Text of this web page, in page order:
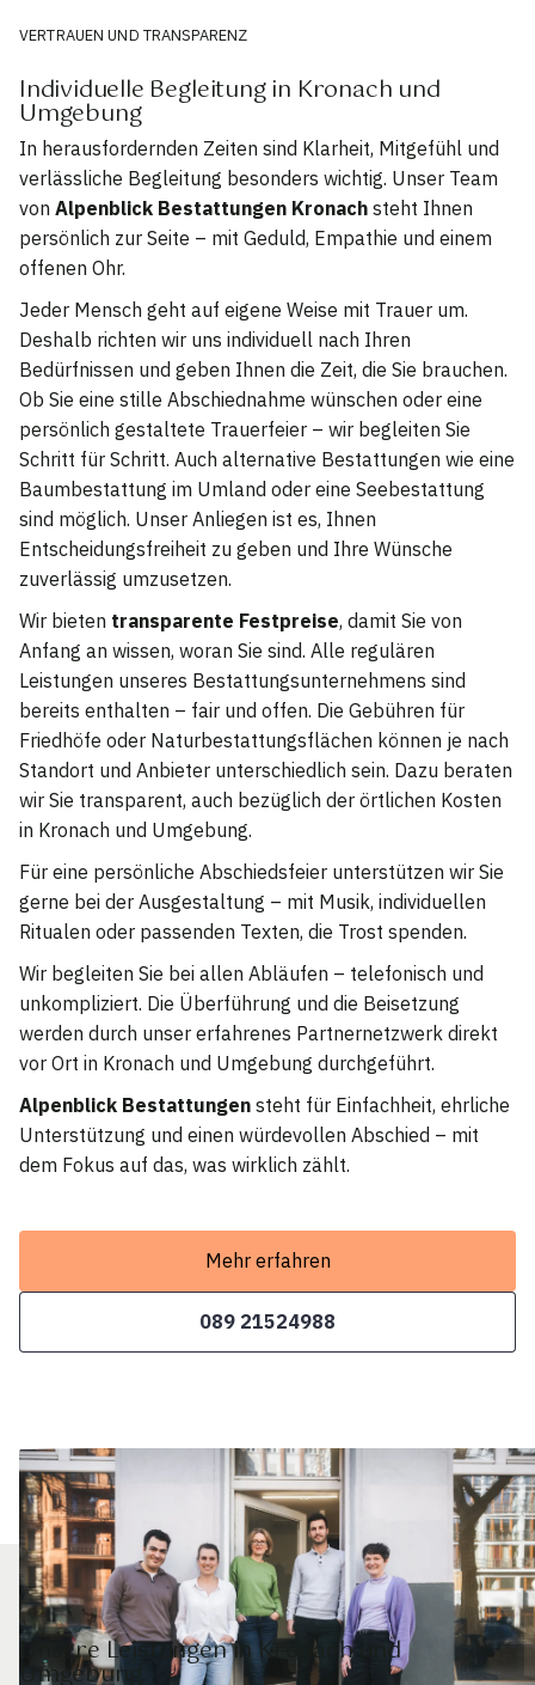
VERTRAUEN UND TRANSPARENZ
Individuelle Begleitung in Kronach und
Umgebung
In herausfordernden Zeiten sind Klarheit, Mitgefühl und
verlässliche Begleitung besonders wichtig. Unser Team
von Alpenblick Bestattungen Kronach steht Ihnen
persönlich zur Seite – mit Geduld, Empathie und einem
offenen Ohr.
Jeder Mensch geht auf eigene Weise mit Trauer um.
Deshalb richten wir uns individuell nach Ihren
Bedürfnissen und geben Ihnen die Zeit, die Sie brauchen.
Ob Sie eine stille Abschiednahme wünschen oder eine
persönlich gestaltete Trauerfeier – wir begleiten Sie
Schritt für Schritt. Auch alternative Bestattungen wie eine
Baumbestattung im Umland oder eine Seebestattung
sind möglich. Unser Anliegen ist es, Ihnen
Entscheidungsfreiheit zu geben und Ihre Wünsche
zuverlässig umzusetzen.
Wir bieten transparente Festpreise, damit Sie von
Anfang an wissen, woran Sie sind. Alle regulären
Leistungen unseres Bestattungsunternehmens sind
bereits enthalten – fair und offen. Die Gebühren für
Friedhöfe oder Naturbestattungsflächen können je nach
Standort und Anbieter unterschiedlich sein. Dazu beraten
wir Sie transparent, auch bezüglich der örtlichen Kosten
in Kronach und Umgebung.
Für eine persönliche Abschiedsfeier unterstützen wir Sie
gerne bei der Ausgestaltung – mit Musik, individuellen
Ritualen oder passenden Texten, die Trost spenden.
Wir begleiten Sie bei allen Abläufen – telefonisch und
unkompliziert. Die Überführung und die Beisetzung
werden durch unser erfahrenes Partnernetzwerk direkt
vor Ort in Kronach und Umgebung durchgeführt.
Alpenblick Bestattungen steht für Einfachheit, ehrliche
Unterstützung und einen würdevollen Abschied – mit
dem Fokus auf das, was wirklich zählt.
Mehr erfahren
089 21524988
Unsere Leistungen in Kronach und
Umgebung